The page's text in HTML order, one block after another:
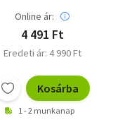
Online ár:
4 491 Ft
Eredeti ár: 4 990 Ft
Kosárba
1 - 2 munkanap